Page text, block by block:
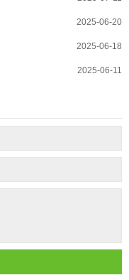
2025-06-20
2025-06-18
2025-06-11